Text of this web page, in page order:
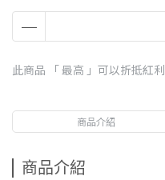
此商品 「 最高 」可以折抵紅利
商品介紹
商品介紹